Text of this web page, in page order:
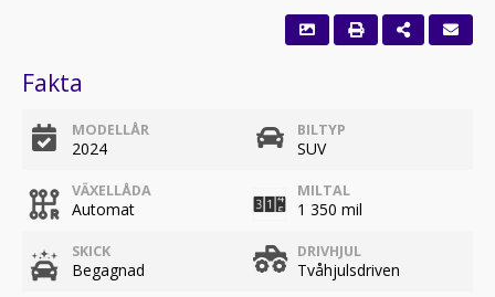
Fakta
MODELLÅR
2024
BILTYP
SUV
VÄXELLÅDA
Automat
MILTAL
1 350 mil
SKICK
Begagnad
DRIVHJUL
Tvåhjulsdriven